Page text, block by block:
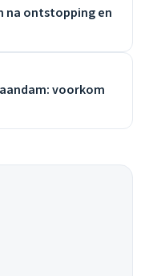
na ontstopping en
voorkom